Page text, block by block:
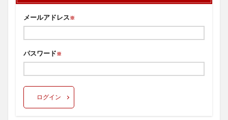
メールアドレス※
パスワード※
ログイン